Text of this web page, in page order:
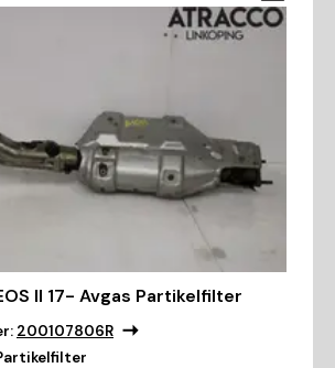
II 17- Avgas Partikelfilter
200107806R